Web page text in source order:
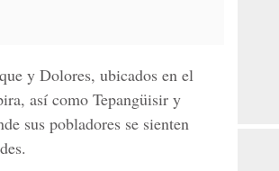
y Dolores, ubicados en el
así como Tepangüisir y
sus pobladores se sienten